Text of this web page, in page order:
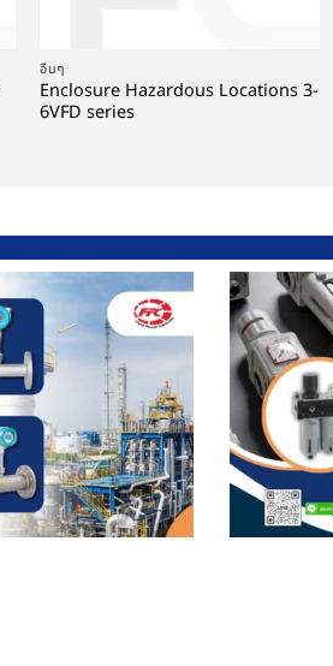
อื่นๆ
Enclosure Hazardous Locations 3-
6VFD series